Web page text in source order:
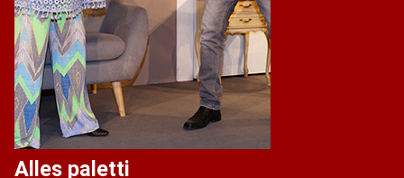
Alles paletti